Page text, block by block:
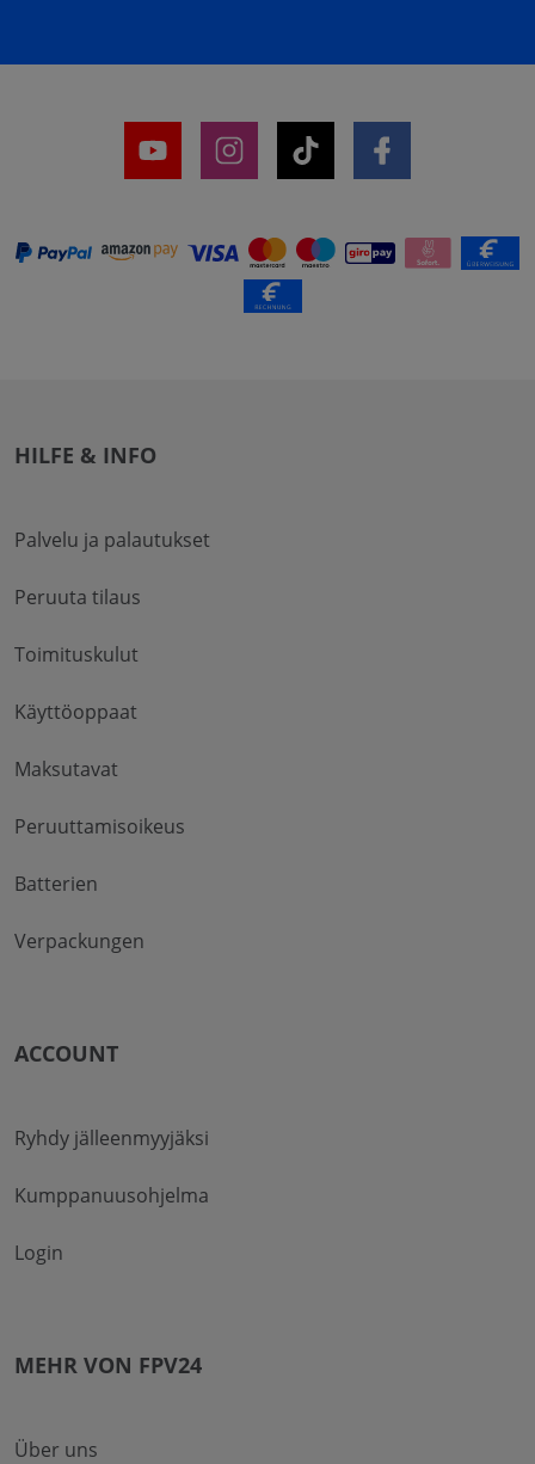
HILFE & INFO
Palvelu ja palautukset
Peruuta tilaus
Toimituskulut
Käyttöoppaat
Maksutavat
Peruuttamisoikeus
Batterien
Verpackungen
ACCOUNT
Ryhdy jälleenmyyjäksi
Kumppanuusohjelma
Login
MEHR VON FPV24
Über uns